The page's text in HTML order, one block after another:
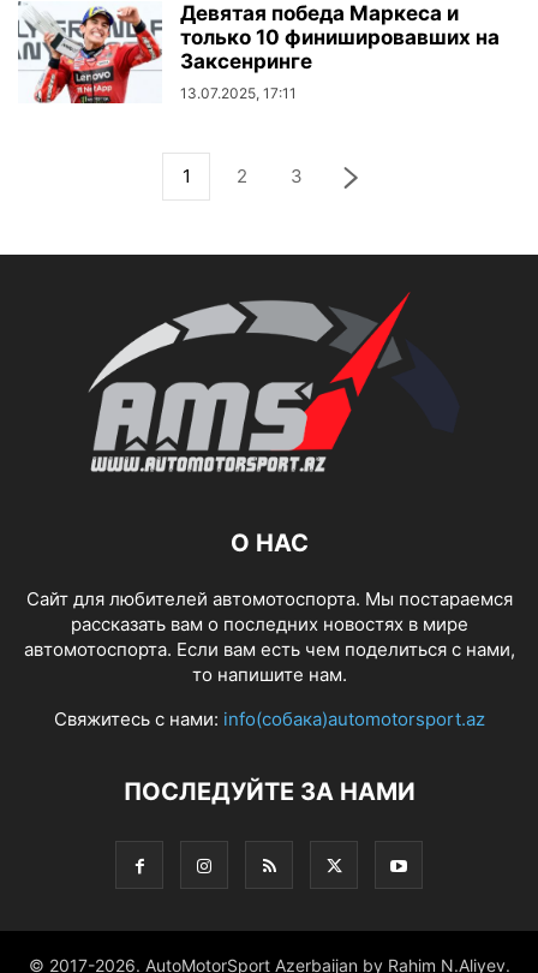
Девятая победа Маркеса и
только 10 финишировавших на
Заксенринге
13.07.2025, 17:11
1 2 3
О НАС
Сайт для любителей автомотоспорта. Мы постараемся
рассказать вам о последних новостях в мире
автомотоспорта. Если вам есть чем поделиться с нами,
то напишите нам.
Свяжитесь с нами: info(собака)automotorsport.az
ПОСЛЕДУЙТЕ ЗА НАМИ
© 2017-2026. AutoMotorSport Azerbaijan by Rahim N.Aliyev.